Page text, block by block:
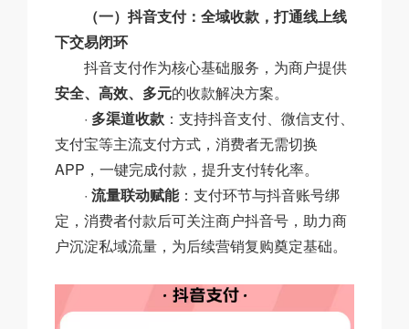
（一）抖音支付：全域收款，打通线上线
下交易闭环
抖音支付作为核心基础服务，为商户提供
安全、高效、多元的收款解决方案。
· 多渠道收款 ：支持抖音支付、微信支付、
支付宝等主流支付方式，消费者无需切换
APP，一键完成付款，提升支付转化率。
· 流量联动赋能：支付环节与抖音账号绑
定，消费者付款后可关注商户抖音号，助力商
户沉淀私域流量，为后续营销复购奠定基础。